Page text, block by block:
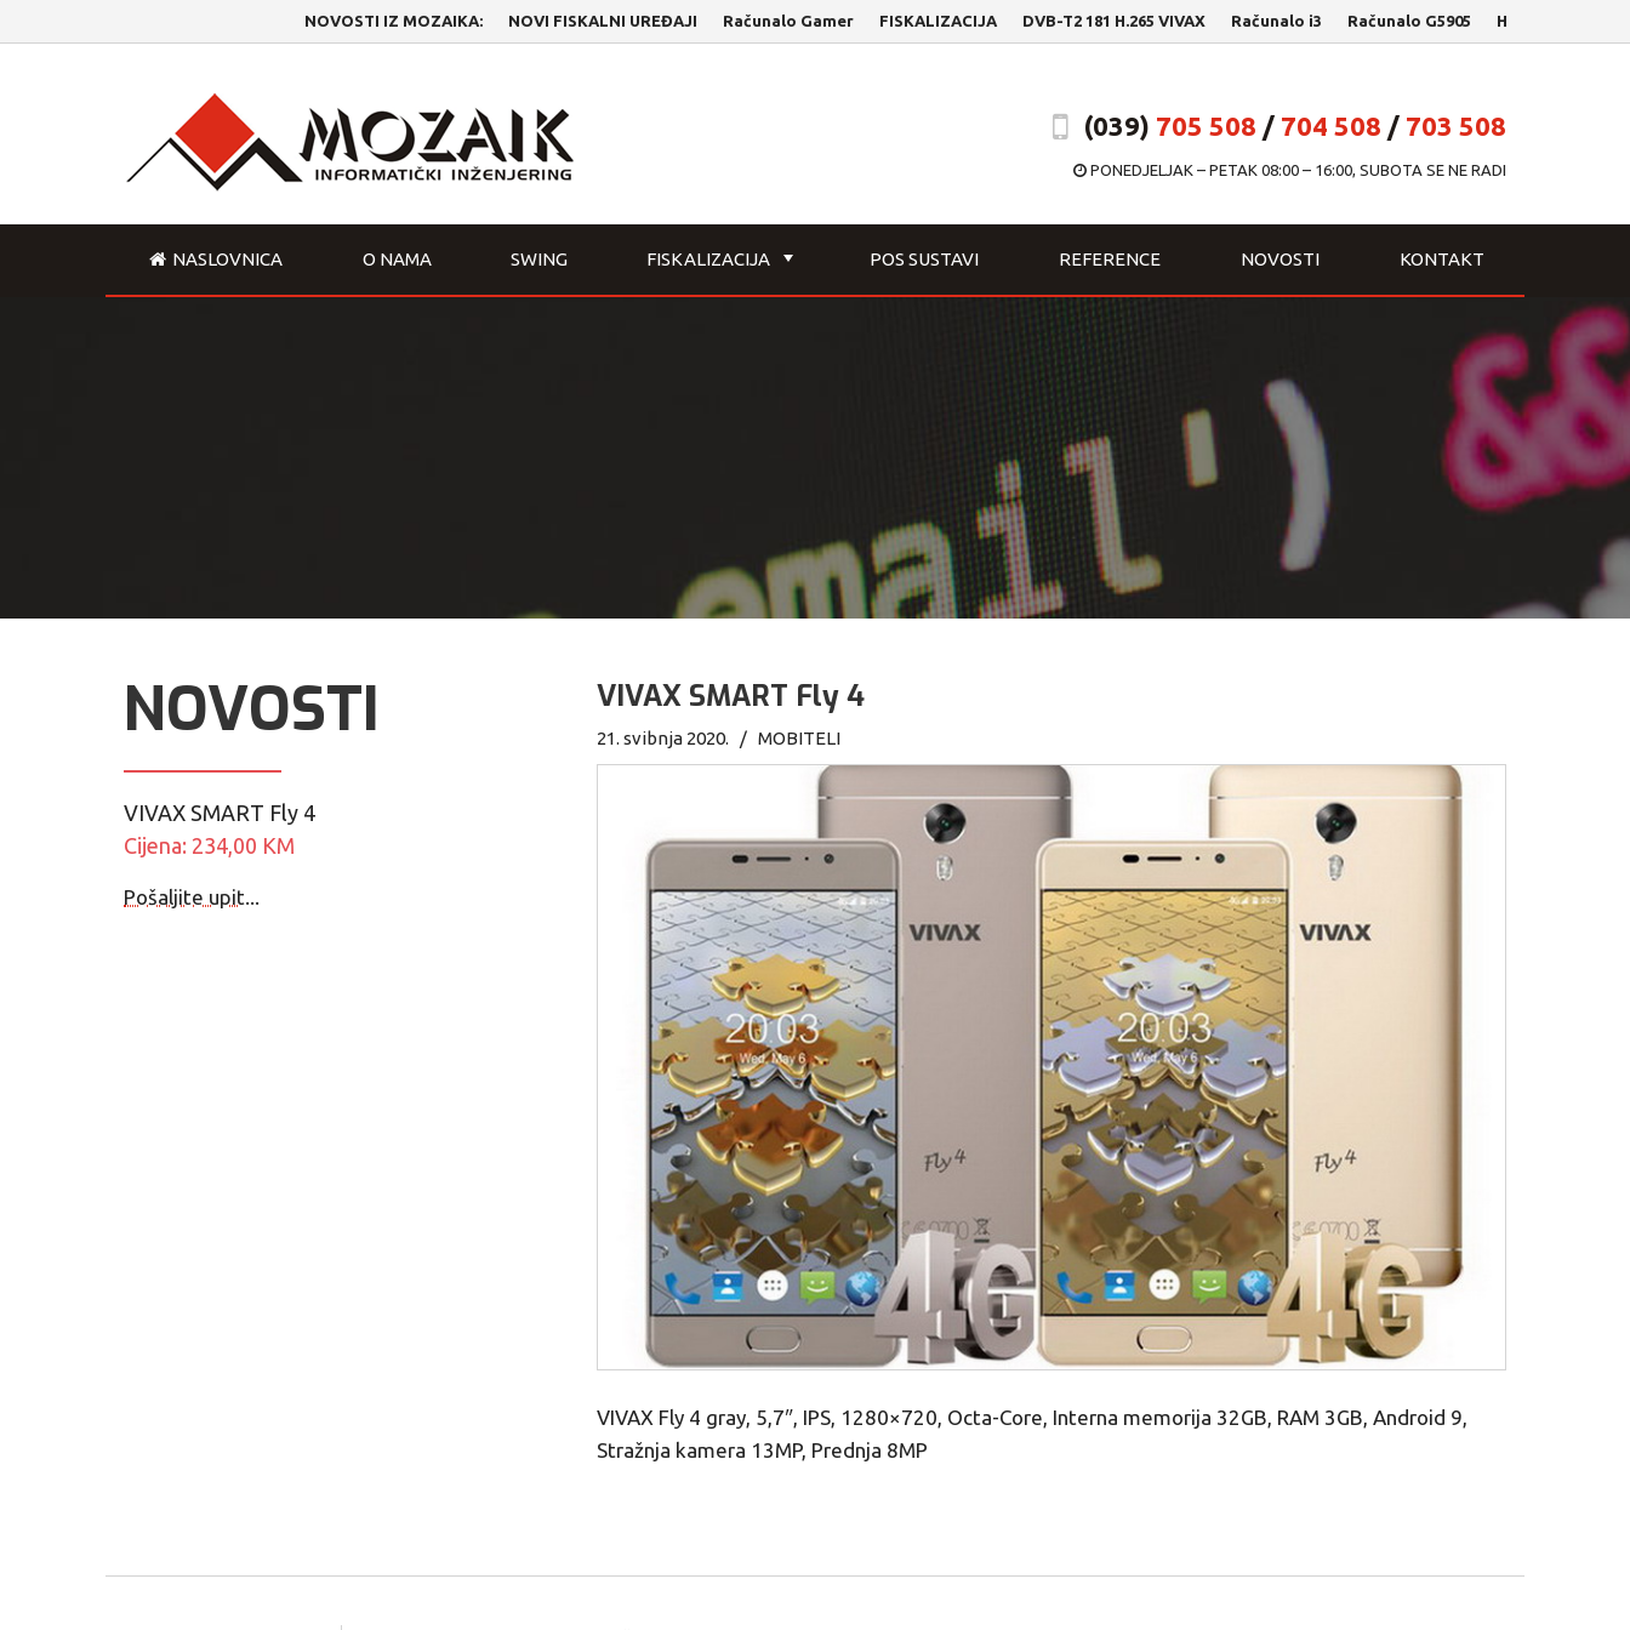
NOVOSTI IZ MOZAIKA:NOVI FISKALNI UREĐAJI Računalo Gamer FISKALIZACIJA DVB-T2 181 H.265 VIVAX Računalo i3 Računalo G5905 HP Laptop 15-
(039) 705 508 / 704 508 / 703 508
PONEDJELJAK – PETAK 08:00 – 16:00, SUBOTA SE NE RADI
NASLOVNICA O NAMA SWING FISKALIZACIJA POS SUSTAVI REFERENCE NOVOSTI KONTAKT
NOVOSTI
VIVAX SMART Fly 4
Cijena: 234,00 KM
Pošaljite upit...
VIVAX SMART Fly 4
21. svibnja 2020. / MOBITELI
VIVAX Fly 4 gray, 5,7″, IPS, 1280×720, Octa-Core, Interna memorija 32GB, RAM 3GB, Android 9,
Stražnja kamera 13MP, Prednja 8MP